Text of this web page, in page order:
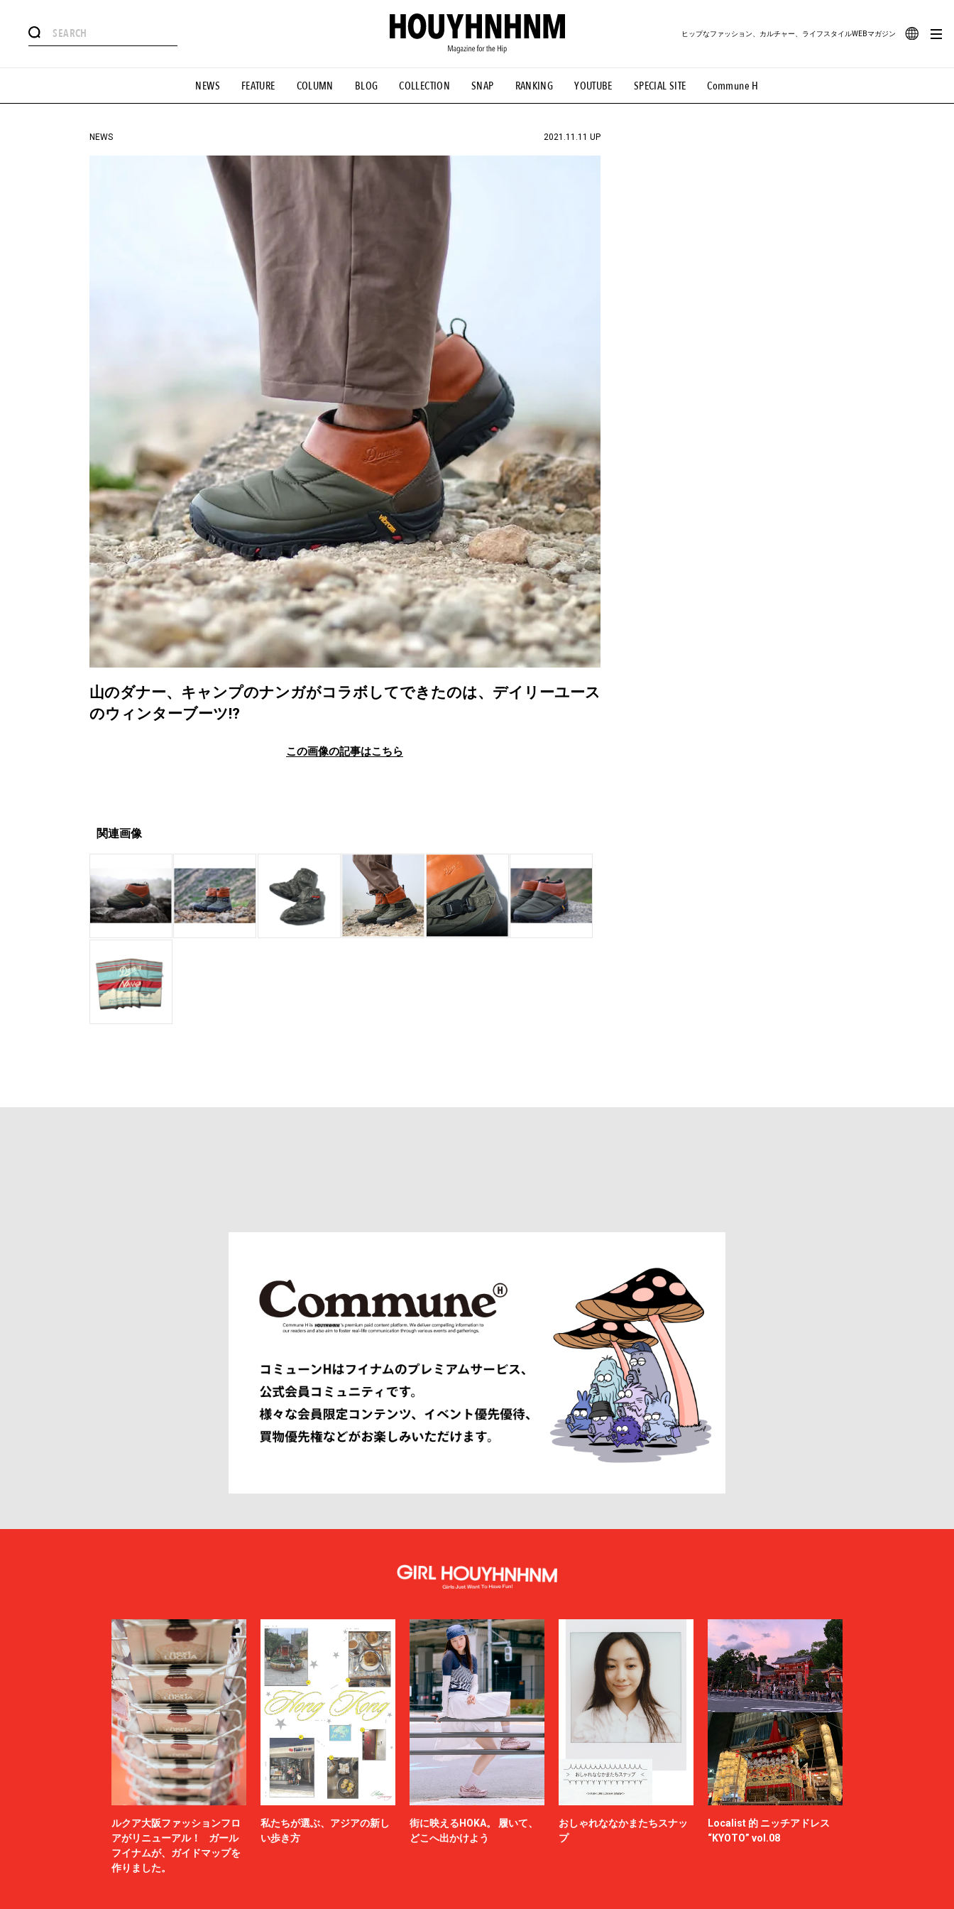
NEWS FEATURE COLUMN BLOG COLLECTION SNAP RANKING YOUTUBE SPECIAL SITE Commune H
ヒップなファッション、カルチャー、ライフスタイルWEBマガジン
#憧れの逸品 #ESSENTIAL DESIGNS #古着サミット #NEW VINTAGE #マイナーグッド図鑑 #路地裏てぃーん。 #MONTHLY JOURNAL
#GH 銘品の所以 #フイナムのYouTube #Commune H #FOCUS IT #AH.H #ととけん #FASHION #MUSIC #MOVIE #LIFESTYLE #SNEAKER #OUTDOOR
#HANDSOME HANDBOOK
NEWS 2021.11.11 UP
山のダナー、キャンプのナンガがコラボしてできたのは、デイリーユース
のウィンターブーツ!?
この画像の記事はこちら
関連画像
ルクア大阪ファッションフロ
アがリニューアル！ ガール
フイナムが、ガイドマップを
作りました。
私たちが選ぶ、アジアの新し
い歩き方
街に映えるHOKA。 履いて、
どこへ出かけよう
おしゃれななかまたちスナッ
プ
Localist 的 ニッチアドレス
“KYOTO” vol.08